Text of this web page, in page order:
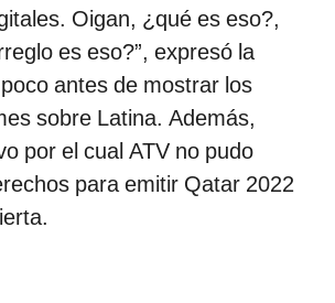
Oigan, ¿qué es eso?,
es eso?”, expresó la
antes de mostrar los
sobre Latina. Además,
por el cual ATV no pudo
para emitir Qatar 2022